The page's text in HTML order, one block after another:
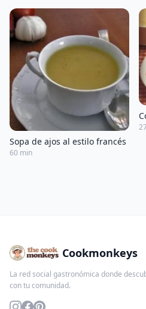
Sopa de ajos al estilo francés
60 min
Cookmonkeys
La red social gastronómica donde
con tu comunidad.